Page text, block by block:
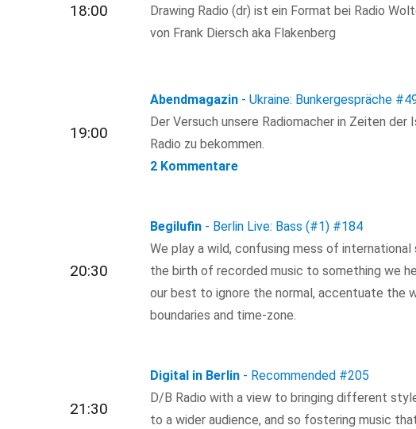
18:00
Drawing Radio (dr) ist ein Format bei Radio
von Frank Diersch aka Flakenberg
19:00
Abendmagazin - Ukraine: Bunkergespräche
Der Versuch unsere Radiomacher in Zeiten der
Radio zu bekommen.
2 Kommentare
20:30
Begilufin - Berlin Live: Bass (#1) #184
We play a wild, confusing mess of
the birth of recorded music to something we
our best to ignore the normal, accentuate the
boundaries and time-zone.
21:30
Digital in Berlin - Recommended #205
D/B Radio with a view to bringing different
to a wider audience, and so fostering music